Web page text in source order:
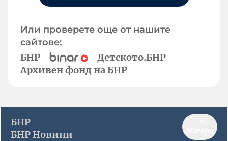
Или проверете още от нашите
сайтове:
БНР
Детското.БНР
Архивен фонд на БНР
БНР
БНР Новини